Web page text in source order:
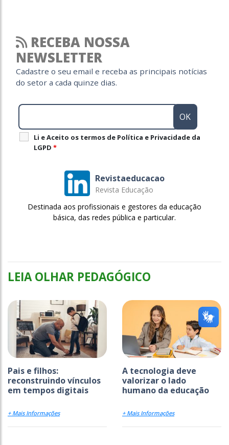
RECEBA NOSSA
NEWSLETTER
Cadastre o seu email e receba as principais notícias
do setor a cada quinze dias.
Li e Aceito os termos de Política e Privacidade da
LGPD *
Revistaeducacao
Revista Educação
Destinada aos profissionais e gestores da educação
básica, das redes pública e particular.
LEIA OLHAR PEDAGÓGICO
Pais e filhos:
reconstruindo vínculos
em tempos digitais
+ Mais Informações
A tecnologia deve
valorizar o lado
humano da educação
+ Mais Informações